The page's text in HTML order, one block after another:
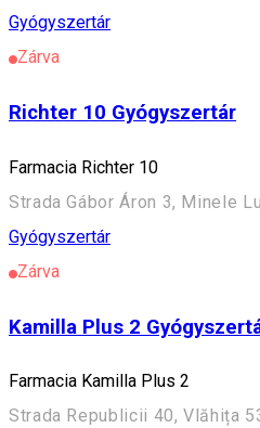
Gyógyszertár
Zárva
Richter 10 Gyógyszertár
Farmacia Richter 10
Strada Gábor Áron 3, Minele
Gyógyszertár
Zárva
Kamilla Plus 2
Farmacia Kamilla Plus 2
Strada Republicii 40, Vlăhița